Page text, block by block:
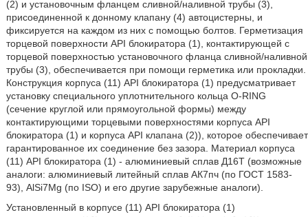
(2) и установочным фланцем сливной/наливной трубы (3),
присоединенной к донному клапану (4) автоцистерны, и
фиксируется на каждом из них с помощью болтов. Герметизация
торцевой поверхности API блокиратора (1), контактирующей с
торцевой поверхностью установочного фланца сливной/наливной
трубы (3), обеспечивается при помощи герметика или прокладки.
Конструкция корпуса (11) API блокиратора (1) предусматривает
установку специального уплотнительного кольца О-RING
(сечение круглой или прямоугольной формы) между
контактирующими торцевыми поверхностями корпуса API
блокиратора (1) и корпуса API клапана (2)), которое обеспечивает
гарантированное их соединение без зазора. Материал корпуса
(11) API блокиратора (1) - алюминиевый сплав Д16Т (возможные
аналоги: алюминиевый литейный сплав АК7пч (по ГОСТ 1583-
93), AlSi7Mg (по ISO) и его другие зарубежные аналоги).
Установленный в корпусе (11) API блокиратора (1)